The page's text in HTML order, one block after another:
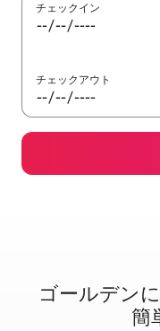
チェックイン
チェックアウト
ゴールデン
簡⁠